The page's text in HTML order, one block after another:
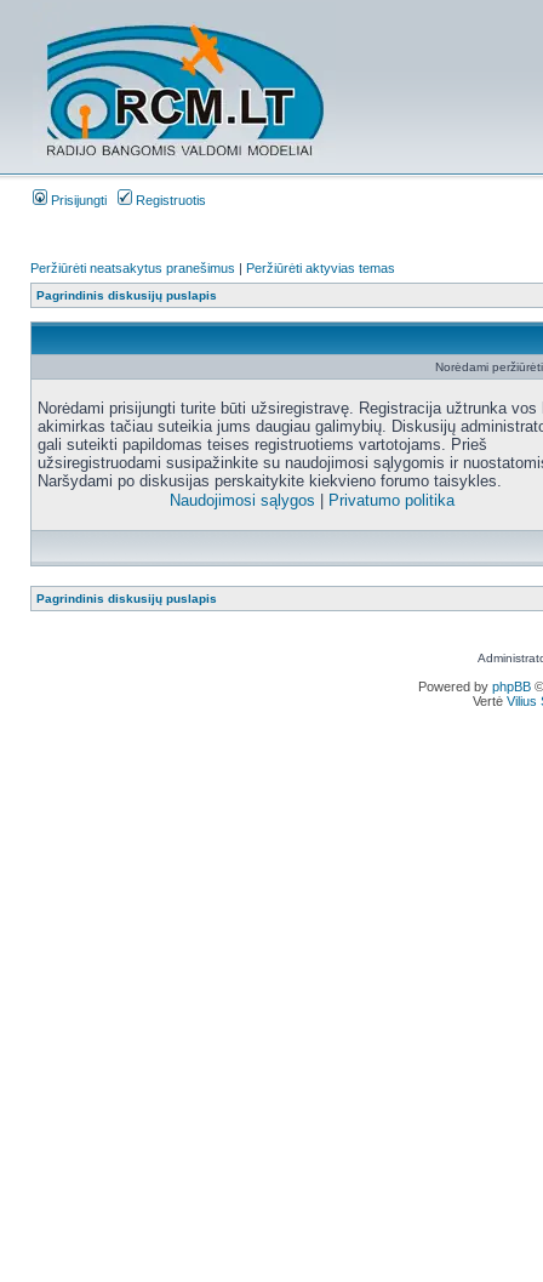
Prisijungti Registruotis
Peržiūrėti neatsakytus pranešimus | Peržiūrėti aktyvias temas
Pagrindinis diskusijų puslapis
Norėdami
Norėdami prisijungti turite būti užsiregistravę. Registracija užtrunka vos
akimirkas tačiau suteikia jums daugiau galimybių. Diskusijų
gali suteikti papildomas teises registruotiems vartotojams. Prieš
užsiregistruodami susipažinkite su naudojimosi sąlygomis ir
Naršydami po diskusijas perskaitykite kiekvieno forumo taisykles.
Naudojimosi sąlygos
Privatumo politika
Pagrindinis diskusijų puslapis
Powered by phpBB
Vertė Vilius